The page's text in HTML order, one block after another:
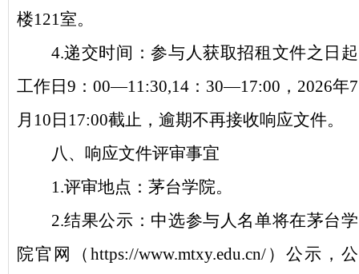
楼121 室。
4.递交时间：参与人获取招租文件之日起
工作日 9：00—11:30,14：30—17:00， 2026年7
月10日17:00截止 ，逾期不再接收响应文件。
八 、响应文件评审事宜
1.评审地点：茅台学院。
2.结果公示：中选参与人名单将在茅台学
院官网（ https://www.mtxy.edu.cn/ ）公示，公